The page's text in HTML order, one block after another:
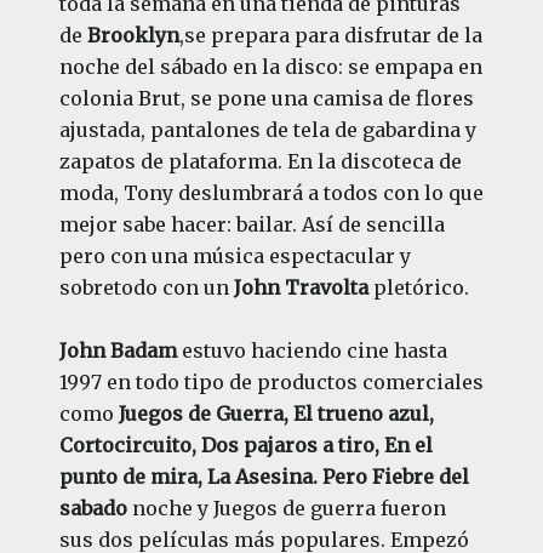
de Brooklyn,se prepara para disfrutar de la
noche del sábado en la disco: se empapa en
colonia Brut, se pone una camisa de flores
ajustada, pantalones de tela de gabardina y
zapatos de plataforma. En la discoteca de
moda, Tony deslumbrará a todos con lo que
mejor sabe hacer: bailar. Así de sencilla
pero con una música espectacular y
sobretodo con un John Travoltapletórico.
John Badamestuvo haciendo cine hasta
1997 en todo tipo de productos comerciales
como Juegos de Guerra, El trueno azul,
Cortocircuito, Dos pajaros a tiro, En el
punto de mira, La Asesina. Pero Fiebre del
sabadonoche y Juegos de guerra fueron
sus dos películas más populares. Empezó